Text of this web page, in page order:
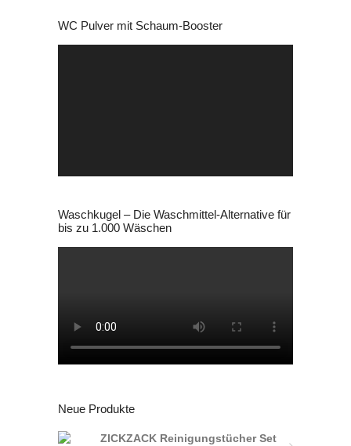
WC Pulver mit Schaum-Booster
Waschkugel – Die Waschmittel-Alternative für
bis zu 1.000 Wäschen
Neue Produkte
ZICKZACK Reinigungstücher Set